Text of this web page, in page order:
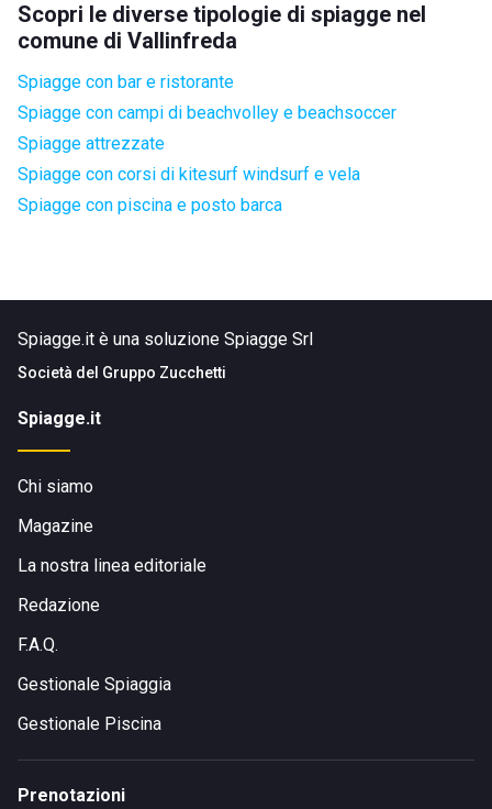
Scopri le diverse tipologie di spiagge nel
comune di Vallinfreda
Spiagge con bar e ristorante
Spiagge con campi di beachvolley e beachsoccer
Spiagge attrezzate
Spiagge con corsi di kitesurf windsurf e vela
Spiagge con piscina e posto barca
Spiagge.it è una soluzione Spiagge Srl
Società del Gruppo Zucchetti
Spiagge.it
Chi siamo
Magazine
La nostra linea editoriale
Redazione
F.A.Q.
Gestionale Spiaggia
Gestionale Piscina
Prenotazioni